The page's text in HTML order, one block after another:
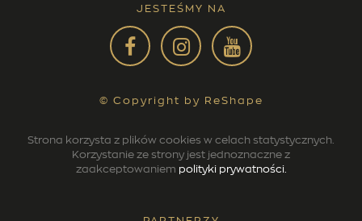
JESTEŚMY NA
© Copyright by ReShape
Strona korzysta z plików cookies w celach statystycznych.
Korzystanie ze strony jest jednoznaczne z
zaakceptowaniem polityki prywatności.